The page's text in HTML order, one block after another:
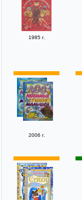
1985 г.
2006 г.